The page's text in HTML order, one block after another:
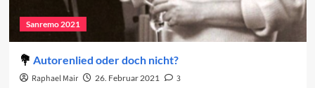
Sanremo 2021
Autorenlied oder doch nicht?
Raphael Mair 26. Februar 2021
3